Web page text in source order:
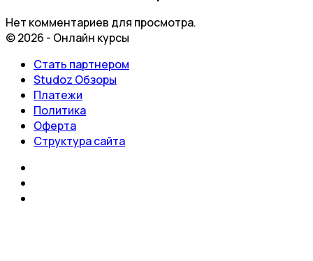
Нет комментариев для просмотра.
© 2026 - Онлайн курсы
Стать партнером
Studoz Обзоры
Платежи
Политика
Оферта
Структура сайта